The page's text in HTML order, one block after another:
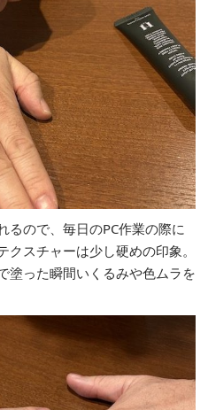
るので、毎日のPC作業の際に
スチャーは少し硬めの印象。
塗った瞬間いくるみや色ムラを